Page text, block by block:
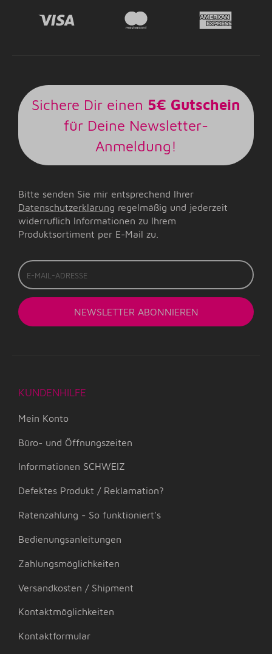
Sichere Dir einen 5€ Gutschein
für Deine Newsletter-
Anmeldung!
Bitte senden Sie mir entsprechend Ihrer
Datenschutzerklärung regelmäßig und jederzeit
widerruflich Informationen zu Ihrem
Produktsortiment per E-Mail zu.
E-
Mail-
Adresse
NEWSLETTER ABONNIEREN
KUNDENHILFE
Mein Konto
Büro- und Öffnungszeiten
Informationen SCHWEIZ
Defektes Produkt / Reklamation?
Ratenzahlung - So funktioniert's
Bedienungsanleitungen
Zahlungsmöglichkeiten
Versandkosten / Shipment
Kontaktmöglichkeiten
Kontaktformular